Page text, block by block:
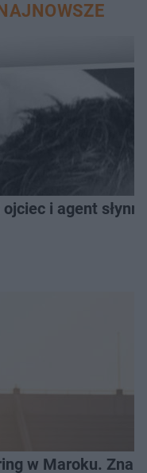
i agent
w Maroku.